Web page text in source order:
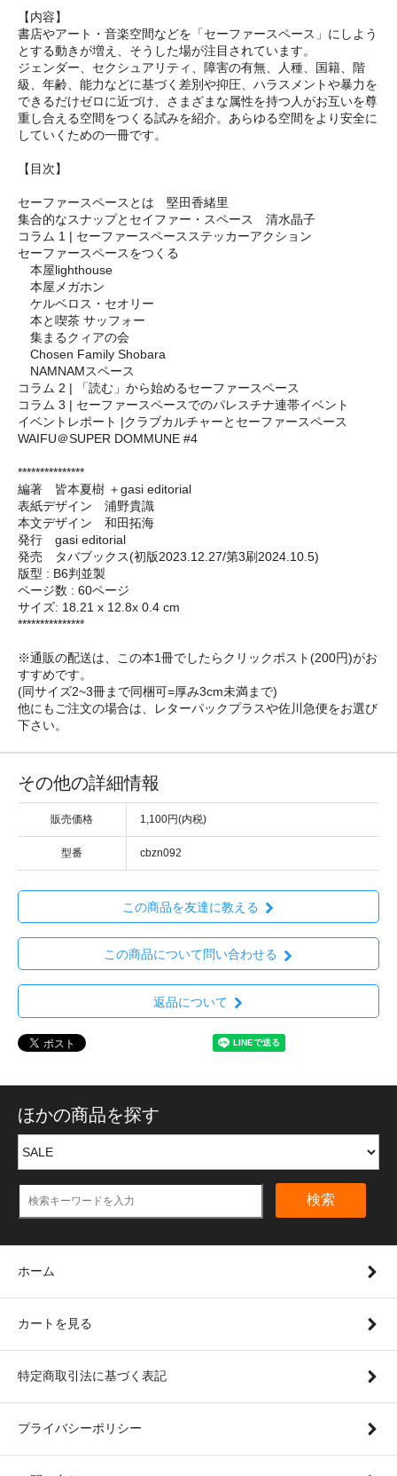
【内容】
書店やアート・音楽空間などを「セーファースペース」にしよう
とする動きが増え、そうした場が注目されています。
ジェンダー、セクシュアリティ、障害の有無、人種、国籍、階
級、年齢、能力などに基づく差別や抑圧、ハラスメントや暴力を
できるだけゼロに近づけ、さまざまな属性を持つ人がお互いを尊
重し合える空間をつくる試みを紹介。あらゆる空間をより安全に
していくための一冊です。
【目次】
セーファースペースとは 堅田香緒里
集合的なスナップとセイファー・スペース 清水晶子
コラム 1 | セーファースペースステッカーアクション
セーファースペースをつくる
本屋lighthouse
本屋メガホン
ケルベロス・セオリー
本と喫茶 サッフォー
集まるクィアの会
Chosen Family Shobara
NAMNAMスペース
コラム 2 | 「読む」から始めるセーファースペース
コラム 3 | セーファースペースでのパレスチナ連帯イベント
イベントレポート |クラブカルチャーとセーファースペース
WAIFU＠SUPER DOMMUNE #4
***************
編著 皆本夏樹 ＋gasi editorial
表紙デザイン 浦野貴識
本文デザイン 和田拓海
発行 gasi editorial
発売 タバブックス(初版2023.12.27/第3刷2024.10.5)
版型 : B6判並製
ページ数 : 60ページ
サイズ: 18.21 x 12.8x 0.4 cm
***************
※通販の配送は、この本1冊でしたらクリックポスト(200円)がお
すすめです。
(同サイズ2~3冊まで同梱可=厚み3cm未満まで)
他にもご注文の場合は、レターパックプラスや佐川急便をお選び
下さい。
その他の詳細情報
販売価格 1,100円(内税)
型番 cbzn092
この商品を友達に教える
この商品について問い合わせる
返品について
ほかの商品を探す
検索
ホーム
カートを見る
特定商取引法に基づく表記
プライバシーポリシー